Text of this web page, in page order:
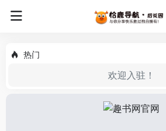
热门
欢迎入驻！